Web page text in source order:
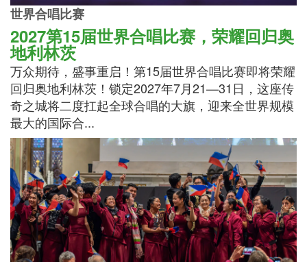
世界合唱比赛
2027第15届世界合唱比赛，荣耀回归奥
地利林茨
万众期待，盛事重启！第15届世界合唱比赛即将荣耀
回归奥地利林茨！锁定2027年7月21—31日，这座传
奇之城将二度扛起全球合唱的大旗，迎来全世界规模
最大的国际合...